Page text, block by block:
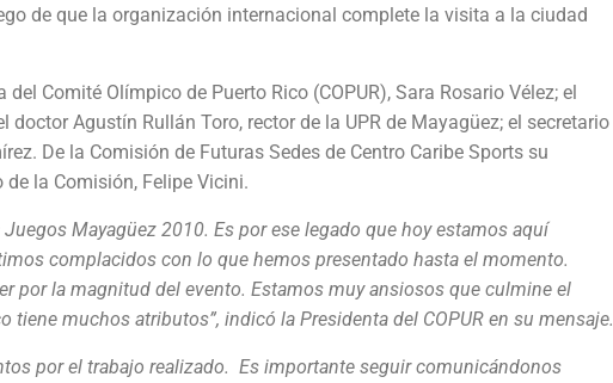
de que la organización internacional complete la visita a la ciudad
Comité Olímpico de Puerto Rico (COPUR), Sara Rosario Vélez; el
Agustín Rullán Toro, rector de la UPR de Mayagüez; el secretario
De la Comisión de Futuras Sedes de Centro Caribe Sports su
la Comisión, Felipe Vicini.
Mayagüez 2010. Es por ese legado que hoy estamos aquí
complacidos con lo que hemos presentado hasta el momento.
por la magnitud del evento. Estamos muy ansiosos que culmine el
tiene muchos atributos”, indicó la Presidenta del COPUR en su mensaje.
por el trabajo realizado. Es importante seguir comunicándonos